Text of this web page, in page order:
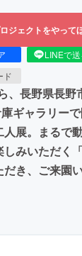
ジェクトをやって
LINEで
ド
、長野県長野
ギャラリー
展。まるで
みいただく
き、ご来園